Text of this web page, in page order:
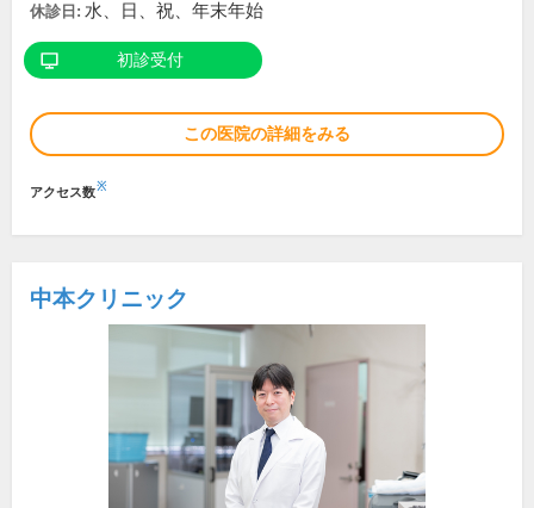
休診日: 水、日、祝、年末年始
初診受付
この医院の詳細をみる
アクセス数※
中本クリニック